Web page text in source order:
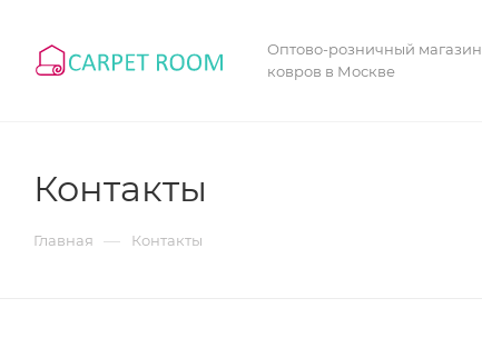
Оптово-розничный магазин
ковров в Москве
Контакты
Главная — Контакты